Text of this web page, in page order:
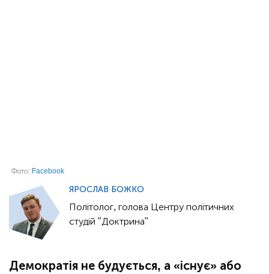
Фото: Facebook
Демократія не будується, а «існує» або
ЯРОСЛАВ БОЖКО
Політолог, голова Центру політичних
студій "Доктрина"